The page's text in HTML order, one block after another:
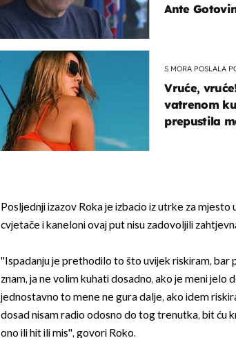
Ante
S MORA POSLALA
Vruće,
vatrenom
prepustila
Posljednji izazov Roka je izbacio iz utrke za
cvjetače i kaneloni ovaj put nisu zadovoljili
''Ispadanju je prethodilo to što uvijek riskiram, bar
znam, ja ne volim kuhati dosadno, ako je meni jelo
jednostavno to mene ne gura dalje, ako idem
dosad nisam radio odosno do tog trenutka, bit ću
ono ili hit ili mis'', govori Roko.